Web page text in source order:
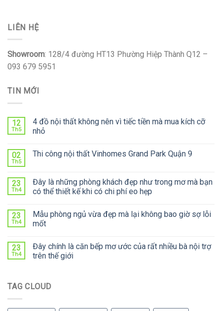
LIÊN HỆ
Showroom: 128/4 đường HT13 Phường Hiệp Thành Q12 –
093 679 5951
TIN MỚI
12
Th5
4 đồ nội thất không nên vì tiếc tiền mà mua kích cỡ
nhỏ
02
Th5
Thi công nội thất Vinhomes Grand Park Quận 9
23
Th4
Đây là những phòng khách đẹp như trong mơ mà bạn
có thể thiết kế khi có chi phí eo hẹp
23
Th4
Mẫu phòng ngủ vừa đẹp mà lại không bao giờ sợ lỗi
mốt
23
Th4
Đây chính là căn bếp mơ ước của rất nhiều bà nội trợ
trên thế giới
TAG CLOUD